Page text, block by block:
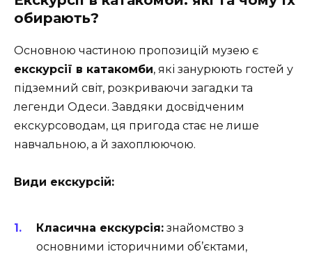
обирають?
Основною частиною пропозицій музею є
екскурсії в катакомби, які занурюють гостей у
підземний світ, розкриваючи загадки та
легенди Одеси. Завдяки досвідченим
екскурсоводам, ця пригода стає не лише
навчальною, а й захоплюючою.
Види екскурсій:
Класична екскурсія: знайомство з
основними історичними об’єктами,